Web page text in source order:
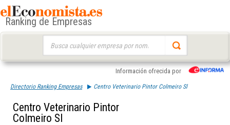
Ranking de Empresas
Información ofrecida por
Directorio Ranking Empresas Centro Veterinario Pintor Colmeiro Sl
Centro Veterinario Pintor
Colmeiro Sl